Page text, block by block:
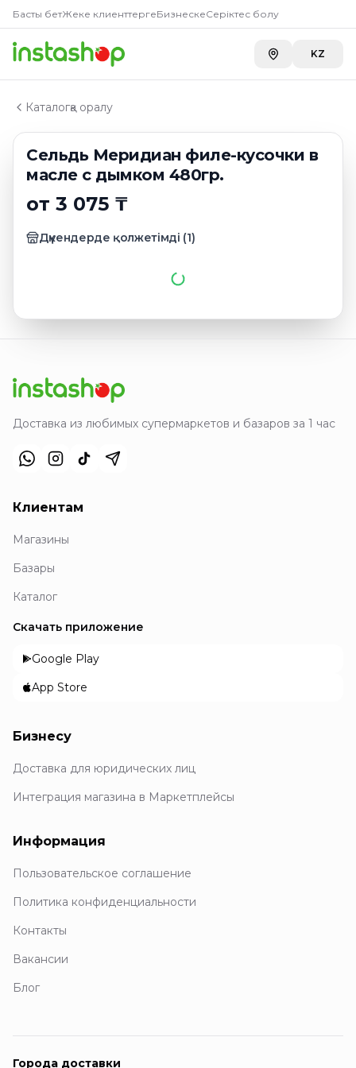
Басты бетЖеке клиенттергеБизнескеСеріктес болу
KZ
Каталогқа оралу
Сельдь Меридиан филе-кусочки в
масле с дымком 480гр.
от 3 075 ₸
Дүкендерде қолжетімді (1)
Главная
Каталог
Полуфабрикаты и пресервы
Сельдь Меридиан филе-кусочки в масле с дымком
Доставка из любимых супермаркетов и базаров за 1 час
Клиентам
Магазины
Базары
Каталог
Скачать приложение
Google Play
App Store
Бизнесу
Доставка для юридических лиц
Интеграция магазина в Маркетплейсы
Информация
Пользовательское соглашение
Политика конфиденциальности
Контакты
Вакансии
Блог
Города доставки